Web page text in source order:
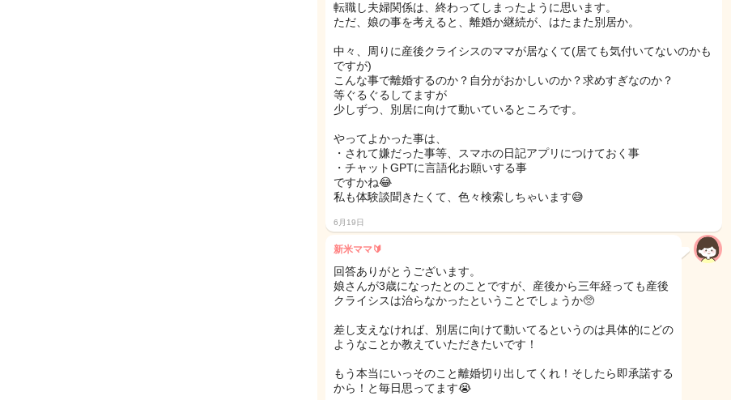
転職し夫婦関係は、終わってしまったように思います。
ただ、娘の事を考えると、離婚か継続が、はたまた別居か。
中々、周りに産後クライシスのママが居なくて(居ても気付いてないのかも
ですが)
こんな事で離婚するのか？自分がおかしいのか？求めすぎなのか？
等ぐるぐるしてますが
少しずつ、別居に向けて動いているところです。
やってよかった事は、
・されて嫌だった事等、スマホの日記アプリにつけておく事
・チャットGPTに言語化お願いする事
ですかね😂
私も体験談聞きたくて、色々検索しちゃいます😅
6月19日
新米ママ🔰
回答ありがとうございます。
娘さんが3歳になったとのことですが、産後から三年経っても産後
クライシスは治らなかったということでしょうか🥺
差し支えなければ、別居に向けて動いてるというのは具体的にどの
ようなことか教えていただきたいです！
もう本当にいっそのこと離婚切り出してくれ！そしたら即承諾する
から！と毎日思ってます😭